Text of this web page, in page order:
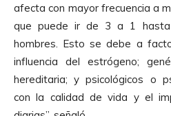
afecta con mayor frecuencia a
que puede ir de 3 a 1
hombres. Esto se debe a
influencia del estrógeno;
hereditaria; y psicológicos o
con la calidad de vida y el